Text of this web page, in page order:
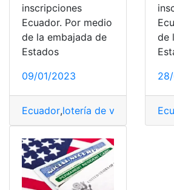
inscripciones
Ecuador. Por medio
de la embajada de
Estados
09/01/2023
Ecuador,lotería de visas
de